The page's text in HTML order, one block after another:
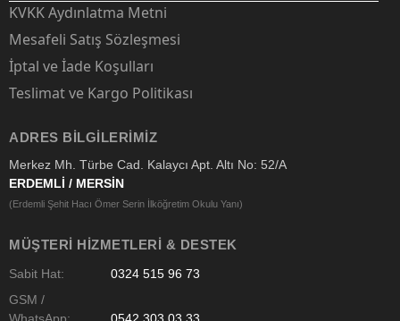
KVKK Aydınlatma Metni
Mesafeli Satış Sözleşmesi
İptal ve İade Koşulları
Teslimat ve Kargo Politikası
ADRES BILGILERIMIZ
Merkez Mh. Türbe Cad. Kalaycı Apt. Altı No: 52/A
ERDEMLİ / MERSİN
(Erdemli Şehit Hacı Ömer Serin İlköğretim Okulu Yanı)
MÜŞTERI HIZMETLERI & DESTEK
Sabit Hat:
0324 515 96 73
GSM /